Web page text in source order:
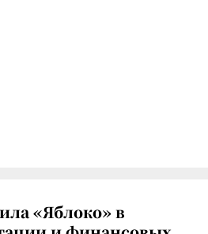
«Яблоко» в